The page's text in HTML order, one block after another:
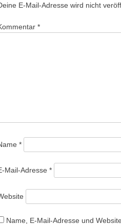
E-Mail-Adresse wird nicht
*
*
Mail-Adresse *
Name, E-Mail-Adresse und